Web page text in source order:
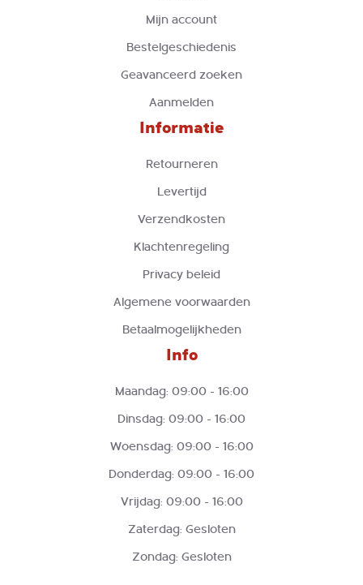
Mijn account
Bestelgeschiedenis
Geavanceerd zoeken
Aanmelden
Informatie
Retourneren
Levertijd
Verzendkosten
Klachtenregeling
Privacy beleid
Algemene voorwaarden
Betaalmogelijkheden
Info
Maandag: 09:00 - 16:00
Dinsdag: 09:00 - 16:00
Woensdag: 09:00 - 16:00
Donderdag: 09:00 - 16:00
Vrijdag: 09:00 - 16:00
Zaterdag: Gesloten
Zondag: Gesloten